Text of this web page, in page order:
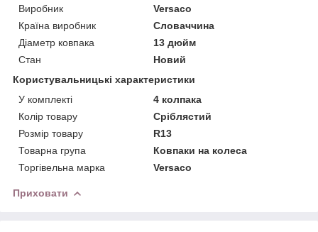
Виробник
Versaco
Країна виробник
Словаччина
Діаметр ковпака
13 дюйм
Стан
Новий
Користувальницькі характеристики
У комплекті
4 колпака
Колір товару
Сріблястий
Розмір товару
R13
Товарна група
Ковпаки на колеса
Торгівельна марка
Versaco
Приховати